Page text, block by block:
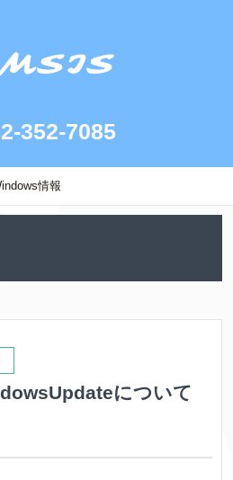
352-7085
情報
について